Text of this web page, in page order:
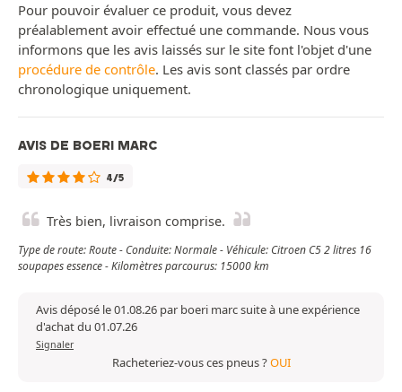
Pour pouvoir évaluer ce produit, vous devez
préalablement avoir effectué une commande. Nous vous
informons que les avis laissés sur le site font l'objet d'une
procédure de contrôle. Les avis sont classés par ordre
chronologique uniquement.
AVIS DE BOERI MARC
4/5
Très bien, livraison comprise.
Type de route: Route - Conduite: Normale - Véhicule: Citroen C5 2 litres 16
soupapes essence - Kilomètres parcourus: 15000 km
Avis déposé le 01.08.26 par boeri marc suite à une expérience
d'achat du 01.07.26
Signaler
Racheteriez-vous ces pneus ?OUI